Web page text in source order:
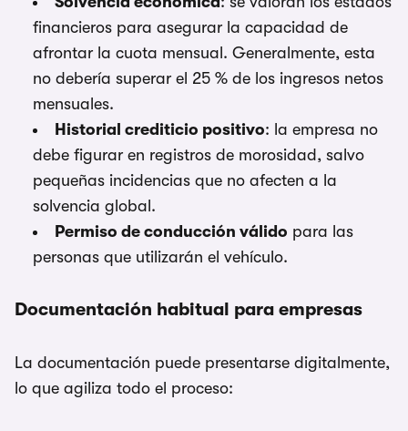
financieros para asegurar la capacidad de
afrontar la cuota mensual. Generalmente, esta
no debería superar el 25 % de los ingresos netos
mensuales.
Historial crediticio positivo: la empresa no
debe figurar en registros de morosidad, salvo
pequeñas incidencias que no afecten a la
solvencia global.
Permiso de conducción válido para las
personas que utilizarán el vehículo.
Documentación habitual para empresas
La documentación puede presentarse digitalmente,
lo que agiliza todo el proceso: